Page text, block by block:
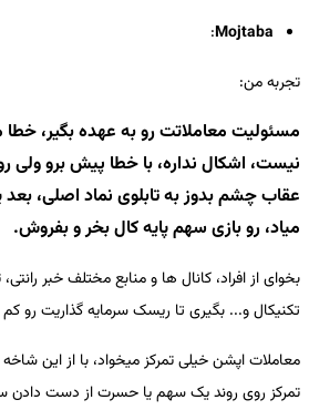
Mojtaba
:
تجربه من:
مسئولیت معاملاتت رو به عهده بگیر، خطا
نیست، اشکال نداره، با خطا پیش برو ولی
عقاب چشم بدوز به تابلوی نماد اصلی،
میاد، رو بازی سهم پایه کال بخر و بفروش.
بخوای از افراد، کانال ها و منابع مختلف خبر
تکنیکال و... بگیری تا ریسک سرمایه گذاریت رو
معاملات اپشن خیلی تمرکز میخواد، با از این
تمرکز روی روند یک سهم یا حسرت از دست دادن